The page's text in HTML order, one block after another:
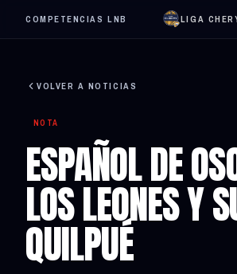
COMPETENCIAS LNB LIGA
VOLVER A NOTICIAS
NOTA
ESPAÑOL DE
LOS LEONES Y
QUILPUÉ